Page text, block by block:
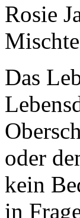
Rosie
Das
oder
kein
in